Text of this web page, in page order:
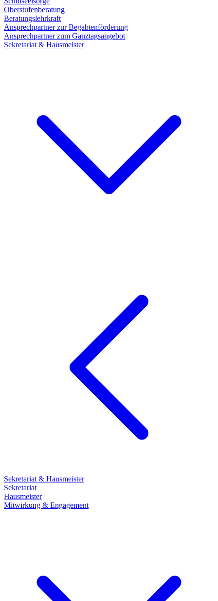
Oberstufenberatung
Beratungslehrkraft
Ansprechpartner zur Begabtenförderung
Ansprechpartner zum Ganztagsangebot
Sekretariat & Hausmeister
Sekretariat & Hausmeister
Sekretariat
Hausmeister
Mitwirkung & Engagement